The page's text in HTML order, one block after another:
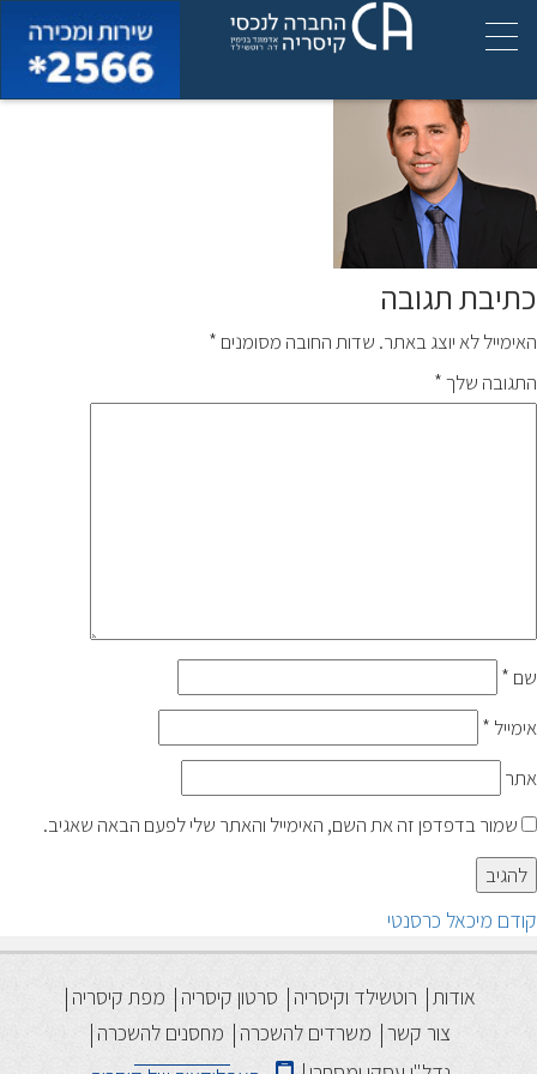
img_managers_michael
כתיבת תגובה
האימייל לא יוצג באתר. שדות החובה מסומנים *
התגובה שלך*
שם *
אימייל *
אתר
שמור בדפדפן זה את השם, האימייל והאתר שלי לפעם הבאה שאגיב.
ניווט
קודם הפוסט
הקודם:
מיכאל כרסנטי
אודות רוטשילד וקיסריה סרטון קיסריה
מפת קיסריה
צור קשר
משרדים להשכרה
מחסנים להשכרה